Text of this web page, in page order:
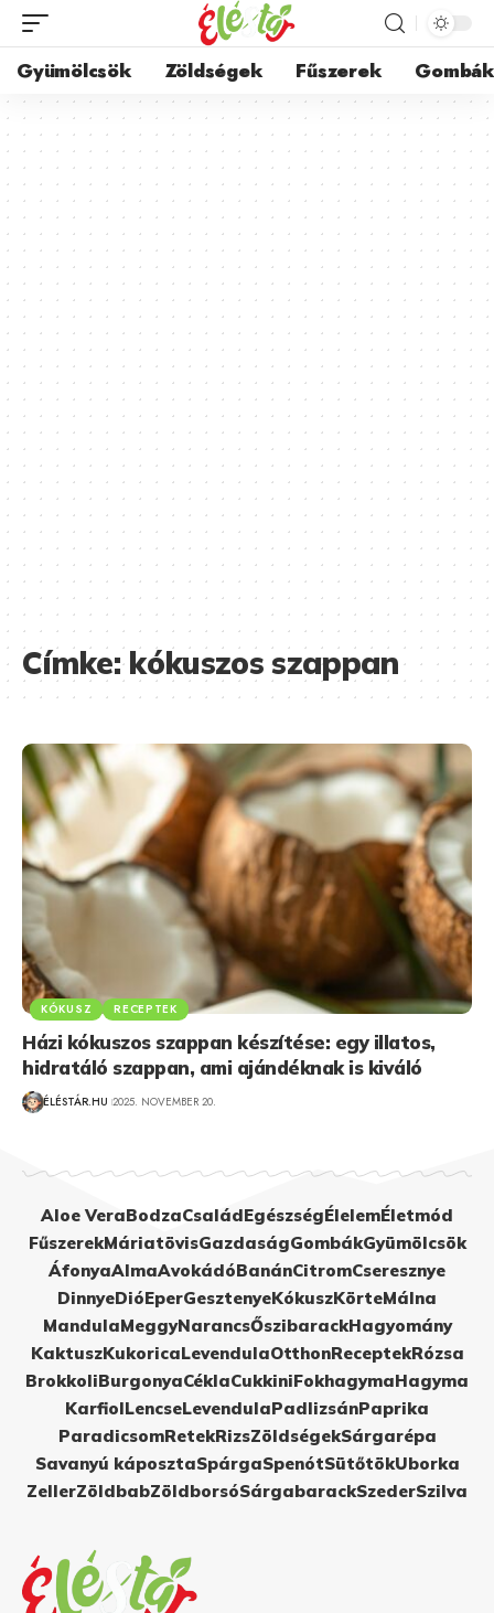
Gyümölcsök Zöldségek Fűszerek Gombák
Címke:kókuszos szappan
KÓKUSZ RECEPTEK
Házi kókuszos szappan készítése: egy illatos,
hidratáló szappan, ami ajándéknak is kiváló
ÉLÉSTÁR.HU 2025. NOVEMBER 20.
Aloe VeraBodzaCsaládEgészségÉlelemÉletmód
FűszerekMáriatövisGazdaságGombákGyümölcsök
ÁfonyaAlmaAvokádóBanánCitromCseresznye
DinnyeDióEperGesztenyeKókuszKörteMálna
MandulaMeggyNarancsŐszibarackHagyomány
KaktuszKukoricaLevendulaOtthonReceptekRózsa
BrokkoliBurgonyaCéklaCukkiniFokhagymaHagyma
KarfiolLencseLevendulaPadlizsánPaprika
ParadicsomRetekRizsZöldségekSárgarépa
Savanyú káposztaSpárgaSpenótSütőtökUborka
ZellerZöldbabZöldborsóSárgabarackSzederSzilva